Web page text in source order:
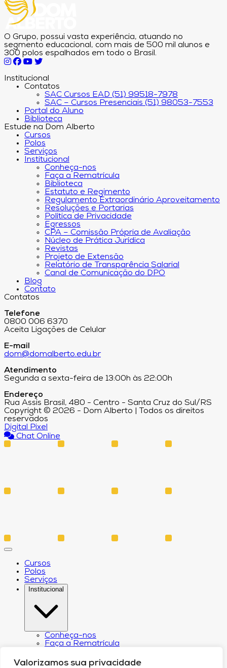
Valorizamos sua privacidade
O Grupo, possui vasta experiência, atuando no
segmento educacional, com mais de 500 mil alunos e
300 polos espalhados em todo o Brasil.
Institucional
Contatos
SAC Cursos EAD (51) 99518-7978
SAC – Cursos Presenciais (51) 98053-7553
Portal do Aluno
Biblioteca
Estude na Dom Alberto
Cursos
Polos
Serviços
Institucional
Conheça-nos
Faça a Rematrícula
Biblioteca
Estatuto e Regimento
Regulamento Extraordinário Aproveitamento
Resoluções e Portarias
Política de Privacidade
Egressos
CPA – Comissão Própria de Avaliação
Núcleo de Prática Jurídica
Revistas
Projeto de Extensão
Relatório de Transparência Salarial
Canal de Comunicação do DPO
Blog
Contato
Contatos
Telefone
0800 006 6370
Aceita Ligações de Celular
E-mail
dom@domalberto.edu.br
Atendimento
Segunda a sexta-feira de 13:00h às 22:00h
Endereço
Rua Assis Brasil, 480 - Centro - Santa Cruz do Sul/RS
Copyright © 2026 - Dom Alberto | Todos os direitos
reservados
Digital Pixel
Chat Online
Cursos
Polos
Serviços
Institucional
Conheça-nos
Faça a Rematrícula
Estatuto e Regimento